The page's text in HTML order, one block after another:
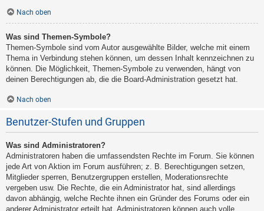
Nach oben
Was sind Themen-Symbole?
Themen-Symbole sind vom Autor ausgewählte Bilder, welche mit einem
Thema in Verbindung stehen können, um dessen Inhalt kennzeichnen zu
können. Die Möglichkeit, Themen-Symbole zu verwenden, hängt von
deinen Berechtigungen ab, die die Board-Administration gesetzt hat.
Nach oben
Benutzer-Stufen und Gruppen
Was sind Administratoren?
Administratoren haben die umfassendsten Rechte im Forum. Sie können
jede Art von Aktion im Forum ausführen; z. B. Berechtigungen setzen,
Mitglieder sperren, Benutzergruppen erstellen, Moderationsrechte
vergeben usw. Die Rechte, die ein Administrator hat, sind allerdings
davon abhängig, welche Rechte ihnen ein Gründer des Forums oder ein
anderer Administrator erteilt hat. Administratoren können auch volle